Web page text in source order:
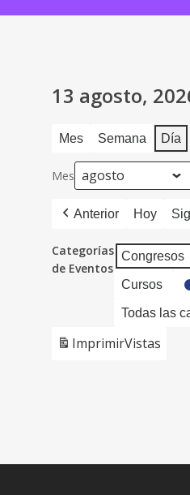
13 agosto,
Mes Semana Día
Mes
Anterior Hoy
Categorías
de Eventos
Congresos
Cursos
Todas las
ImprimirVistas